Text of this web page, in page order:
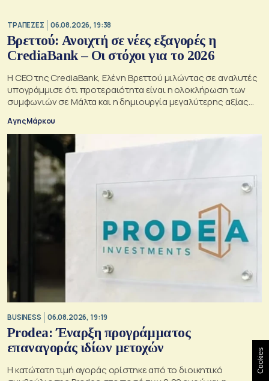
ΤΡΑΠΕΖΕΣ 06.08.2026, 19:38
Βρεττού: Ανοιχτή σε νέες εξαγορές η
CrediaBank – Οι στόχοι για το 2026
Η CEO της CrediaBank, Ελένη Βρεττού μιλώντας σε αναλυτές
υπογράμμισε ότι προτεραιότητα είναι η ολοκλήρωση των
συμφωνιών σε Μάλτα και η δημιουργία μεγαλύτερης αξίας
για τους μετόχους
Αγης Μάρκου
BUSINESS 06.08.2026, 19:19
Prodea: Έναρξη προγράμματος
επαναγοράς ιδίων μετοχών
Η κατώτατη τιμή αγοράς ορίστηκε από το διοικητικό
Cookies